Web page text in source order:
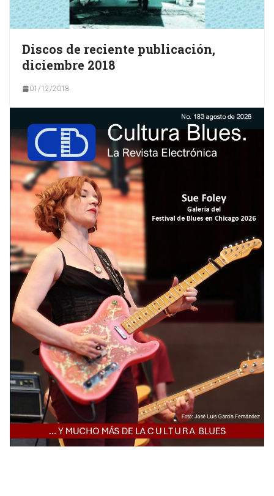
Discos de reciente publicación,
diciembre 2018
01/12/2018